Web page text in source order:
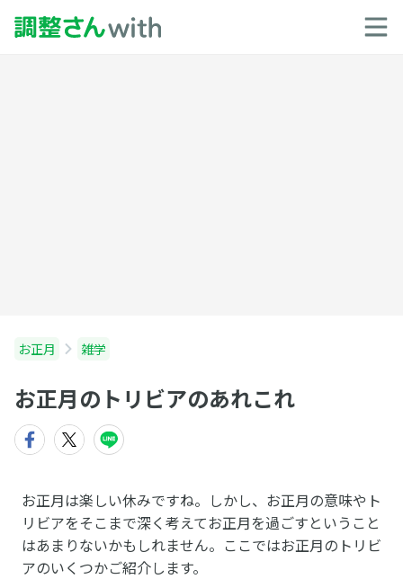
お正月 雑学
お正月のトリビアのあれこれ
お正月は楽しい休みですね。しかし、お正月の意味やト
リビアをそこまで深く考えてお正月を過ごすということ
はあまりないかもしれません。ここではお正月のトリビ
アのいくつかご紹介します。